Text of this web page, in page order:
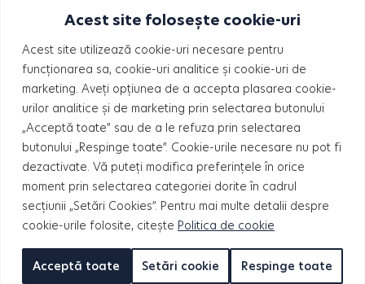
Acest site folosește cookie-uri
Acest site utilizează cookie-uri necesare pentru
funcționarea sa, cookie-uri analitice și cookie-uri de
marketing. Aveți opțiunea de a accepta plasarea cookie-
urilor analitice și de marketing prin selectarea butonului
„Acceptă toate” sau de a le refuza prin selectarea
butonului „Respinge toate”. Cookie-urile necesare nu pot fi
dezactivate. Vă puteți modifica preferințele în orice
moment prin selectarea categoriei dorite în cadrul
secțiunii „Setări Cookies”. Pentru mai multe detalii despre
cookie-urile folosite, citește Politica de cookie
Setări cookie Respinge toate
Acceptă toate